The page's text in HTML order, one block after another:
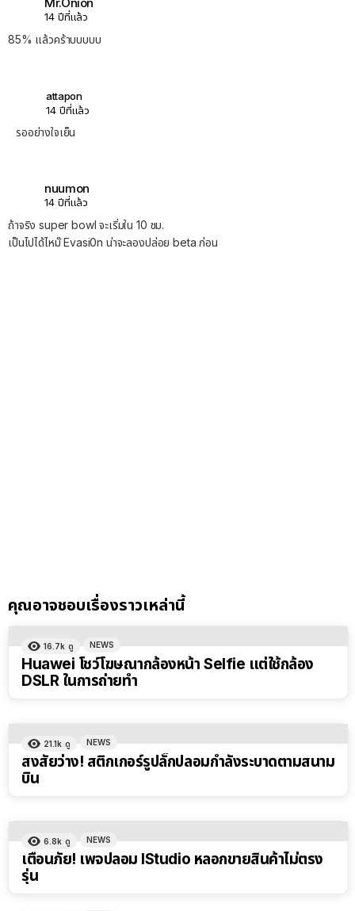
Mr.Onion
14 ปีที่แล้ว
85% แล้วคร้าบบบบบ
attapon
14 ปีที่แล้ว
รออย่างใจเย็น
nuumon
14 ปีที่แล้ว
ถ้าจริง super bowl จะเริ่มใน 10 ชม.
เป็นไปได้ไหม๊ Evasi0n น่าจะลองปล่อย beta ก่อน
คุณอาจชอบเรื่องราวเหล่านี้
16.7k ดู NEWS
Huawei โชว์โฆษณากล้องหน้า Selfie แต่ใช้กล้อง
DSLR ในการถ่ายทำ
21.1k ดู NEWS
สงสัยว่าง! สติกเกอร์รูปลั๊กปลอมกำลังระบาดตามสนาม
บิน
6.8k ดู NEWS
เตือนภัย! เพจปลอม IStudio หลอกขายสินค้าไม่ตรง
รุ่น